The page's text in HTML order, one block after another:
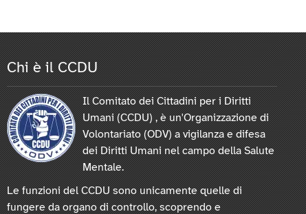
Chi è il CCDU
Il Comitato dei Cittadini per i Diritti
Umani (CCDU) , è un'Organizzazione di
Volontariato (ODV) a vigilanza e difesa
dei Diritti Umani nel campo della Salute
Mentale.
Le funzioni del CCDU sono unicamente quelle di
fungere da organo di controllo, scoprendo e